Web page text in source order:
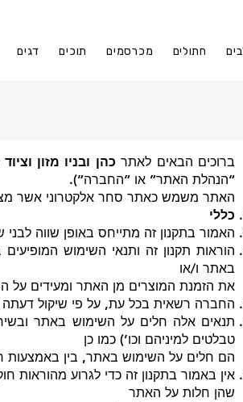
דגים תוכים מכרסמים חתולים
ברוכים הבאים לאתר כהן ובניו מזון
“הנהלת האתר” או “החברה”).
האתר משמש כאתר סחר אלקטרוני אשר
כללי
האמור בתקנון זה מתייחס באופן שווה
הוראות תקנון זה ותנאי השימוש
באתר ו/או
את הזמנת המוצרים מן האתר ומעידים על
החברה רשאית בכל עת, על פי שיקול דעתה
תנאים אלה חלים על השימוש באתר
טבלטים למיניהם וכו’) כמו כן
הם חלים על השימוש באתר, בין באמצעות
שהן חלות על האתר